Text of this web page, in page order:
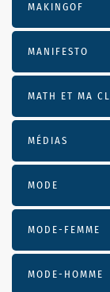
MAKINGOF
MANIFESTO
MATH ET MA
MÉDIAS
MODE
MODE-FEMME
MODE-HOMME